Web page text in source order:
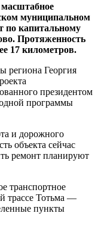
масштабное
муниципальном
по капитальному
Протяженность
17 километров.
региона Георгия
президентом
программы
и дорожного
объекта сейчас
ремонт планируют
транспортное
трассе Тотьма —
пункты